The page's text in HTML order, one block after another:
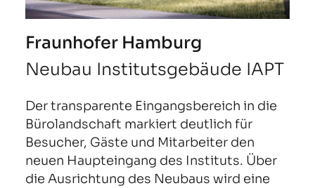
Fraunhofer Hamburg
Neubau Institutsgebäude IAPT
Der transparente Eingangsbereich in die
Bürolandschaft markiert deutlich für
Besucher, Gäste und Mitarbeiter den
neuen Haupteingang des Instituts. Über
die Ausrichtung des Neubaus wird eine